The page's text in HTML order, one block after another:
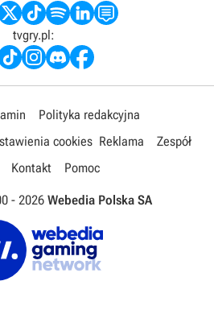
tvgry.pl:
Polityka redakcyjna
cookies Reklama
Zespół
Kontakt Pomoc
- 2026 Webedia Polska SA